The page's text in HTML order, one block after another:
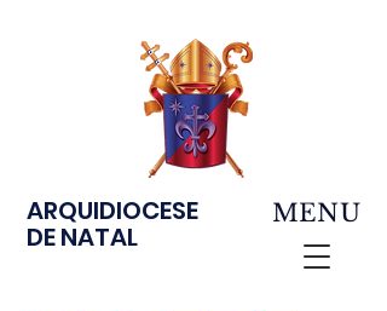
ARQUIDIOCESE
DE NATAL
MENU